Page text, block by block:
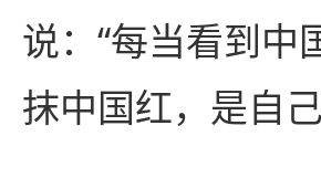
说：“每当看到中
抹中国红，是自